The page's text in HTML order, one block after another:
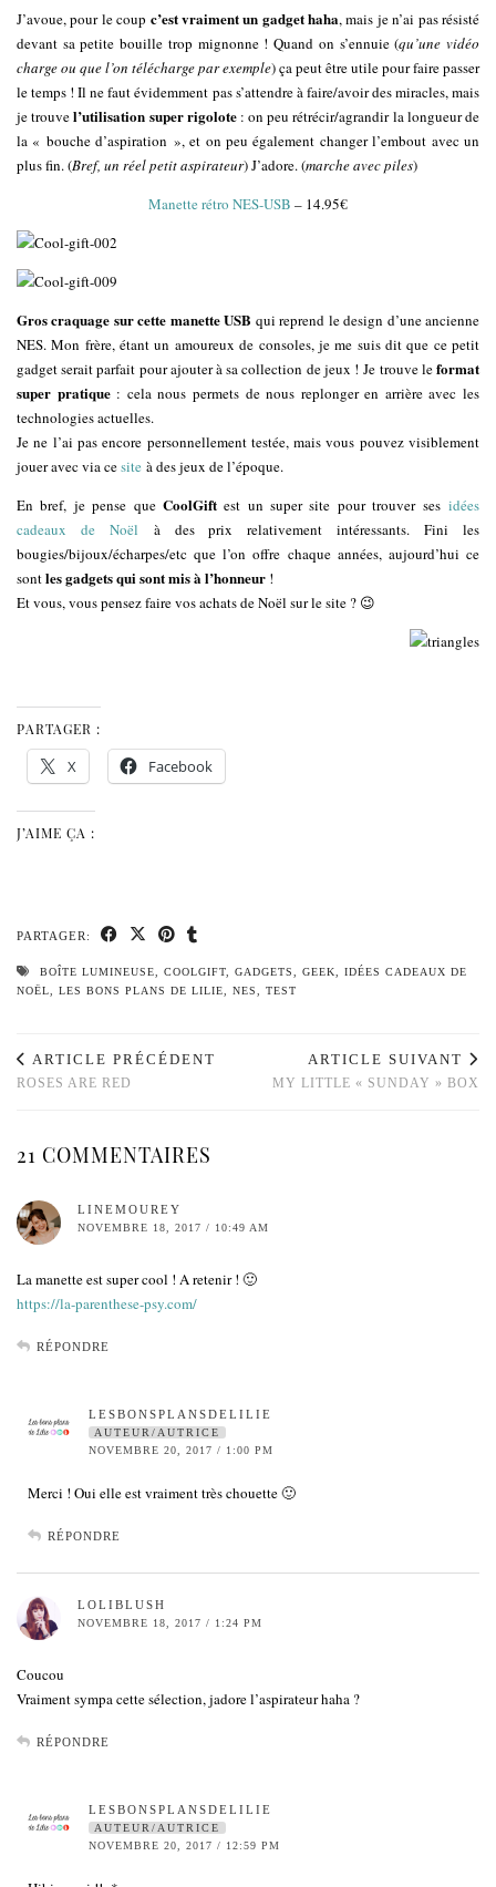
J’avoue, pour le coup c’est vraiment un gadget haha, mais je n’ai pas résisté
devant sa petite bouille trop mignonne ! Quand on s’ennuie (qu’une vidéo
charge ou que l’on télécharge parexemple) ça peut être utile pour faire passer
le temps ! Il ne faut évidemment pas s’attendre à faire/avoir des miracles, mais
je trouvel’utilisation super rigolote: on peu rétrécir/agrandir la longueur de
la « bouche d’aspiration », et on peu également changer l’embout avec un
plus fin. (Bref, un réel petit aspirateur) J’adore. (marche avec piles)
Manette rétro NES-USB – 14.95€
Gros craquage sur cette manette USB qui reprend le design d’une ancienne
NES. Mon frère, étant un amoureux de consoles, je me suis dit que ce petit
gadget serait parfait pour ajouter à sa collection de jeux ! Je trouve leformat
super pratique: cela nous permets de nous replonger en arrière avec les
technologies actuelles.
Je ne l’ai pas encore personnellement testée, mais vous pouvez visiblement
jouer avec via cesite à des jeux de l’époque.
En bref, je pense queCoolGiftest un super site pour trouver sesidées
cadeaux de Noël à des prix relativement intéressants. Fini les
bougies/bijoux/écharpes/etc que l’on offre chaque années, aujourd’hui ce
sontles gadgets qui sont mis à l’honneur !
Et vous, vous pensez faire vos achats de Noël sur le site ? 😉
PARTAGER :
X Facebook
J’AIME ÇA :
PARTAGER:
BOÎTE LUMINEUSE COOLGIFT GADGETS GEEK
IDÉES CADEAUX DE
NOËL
LES BONS PLANS DE LILIE NES TEST
ARTICLE PRÉCÉDENT
ROSES ARE RED
ARTICLE SUIVANT
MY LITTLE « SUNDAY » BOX
21 COMMENTAIRES
LINEMOUREY
NOVEMBRE 18, 2017 / 10:49 AM
La manette est super cool ! A retenir ! 🙂
https://la-parenthese-psy.com/
RÉPONDRE
LESBONSPLANSDELILIE
AUTEUR/AUTRICE
NOVEMBRE 20, 2017 / 1:00 PM
Merci ! Oui elle est vraiment très chouette 🙂
RÉPONDRE
LOLIBLUSH
NOVEMBRE 18, 2017 / 1:24 PM
Coucou
Vraiment sympa cette sélection, jadore l’aspirateur haha ?
RÉPONDRE
LESBONSPLANSDELILIE
AUTEUR/AUTRICE
NOVEMBRE 20, 2017 / 12:59 PM